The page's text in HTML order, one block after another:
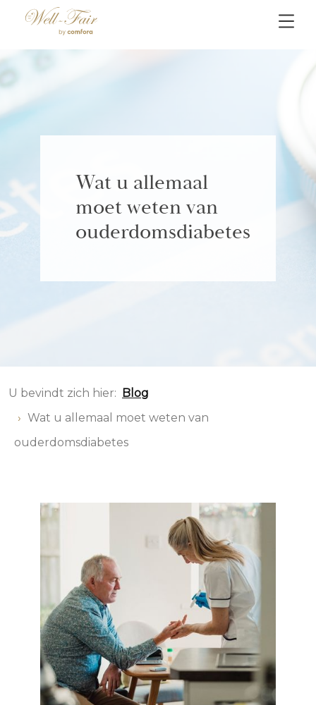
Wat u allemaal
moet weten van
ouderdomsdiabetes
U bevindt zich hier: Blog
Wat u allemaal moet weten van
ouderdomsdiabetes